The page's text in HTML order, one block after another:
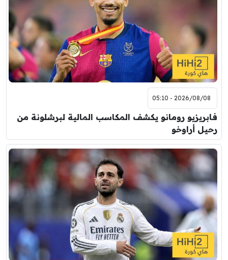
2026/08/08 - 05:10
فابريزيو رومانو يكشف المكاسب المالية لبرشلونة من
رحيل أراوخو